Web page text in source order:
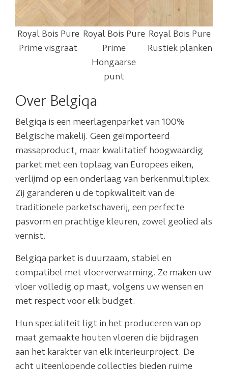
Royal Bois Pure
Prime visgraat
Royal Bois Pure
Prime
Hongaarse
punt
Royal Bois Pure
Rustiek planken
Over Belgiqa
Belgiqa is een meerlagenparket van 100%
Belgische makelij. Geen geïmporteerd
massaproduct, maar kwalitatief hoogwaardig
parket met een toplaag van Europees eiken,
verlijmd op een onderlaag van berkenmultiplex.
Zij garanderen u de topkwaliteit van de
traditionele parketschaverij, een perfecte
pasvorm en prachtige kleuren, zowel geolied als
vernist.
Belgiqa parket is duurzaam, stabiel en
compatibel met vloerverwarming. Ze maken uw
vloer volledig op maat, volgens uw wensen en
met respect voor elk budget.
Hun specialiteit ligt in het produceren van op
maat gemaakte houten vloeren die bijdragen
aan het karakter van elk interieurproject. De
acht uiteenlopende collecties bieden ruime